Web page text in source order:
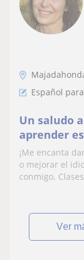
Español
Un saludo
aprender
¡Me encanta
o mejorar el
conmigo.
ver